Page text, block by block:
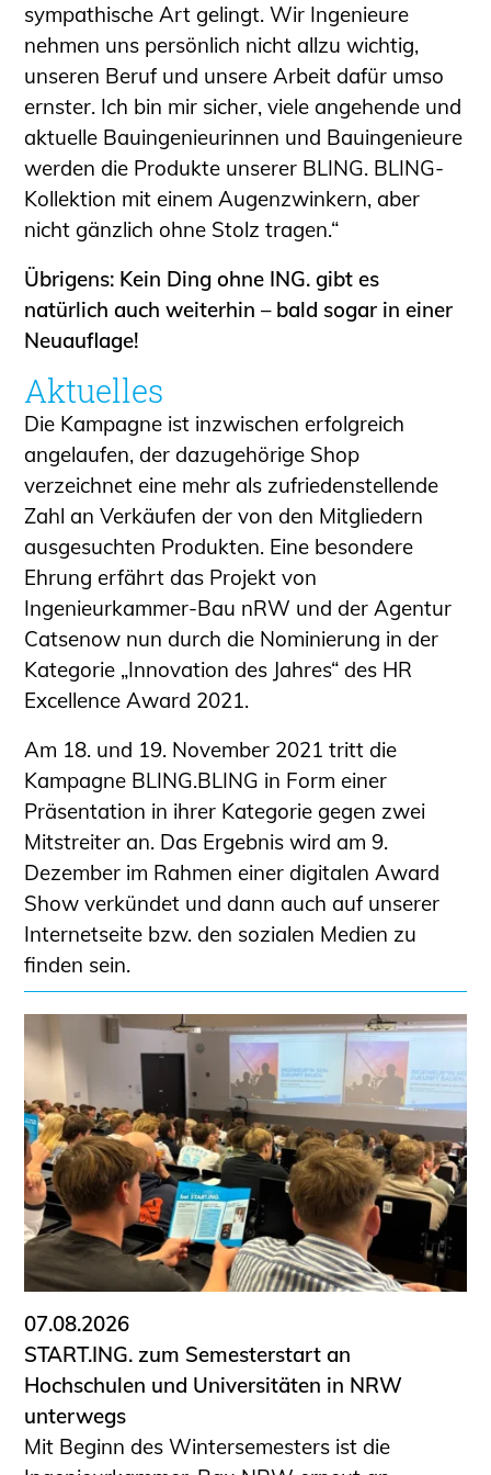
sympathische Art gelingt. Wir Ingenieure
nehmen uns persönlich nicht allzu wichtig,
unseren Beruf und unsere Arbeit dafür umso
ernster. Ich bin mir sicher, viele angehende und
aktuelle Bauingenieurinnen und Bauingenieure
werden die Produkte unserer BLING. BLING-
Kollektion mit einem Augenzwinkern, aber
nicht gänzlich ohne Stolz tragen.“
Übrigens: Kein Ding ohne ING. gibt es
natürlich auch weiterhin – bald sogar in einer
Neuauflage!
Aktuelles
Die Kampagne ist inzwischen erfolgreich
angelaufen, der dazugehörige Shop
verzeichnet eine mehr als zufriedenstellende
Zahl an Verkäufen der von den Mitgliedern
ausgesuchten Produkten. Eine besondere
Ehrung erfährt das Projekt von
Ingenieurkammer-Bau nRW und der Agentur
Catsenow nun durch die Nominierung in der
Kategorie „Innovation des Jahres“ des HR
Excellence Award 2021.
Am 18. und 19. November 2021 tritt die
Kampagne BLING.BLING in Form einer
Präsentation in ihrer Kategorie gegen zwei
Mitstreiter an. Das Ergebnis wird am 9.
Dezember im Rahmen einer digitalen Award
Show verkündet und dann auch auf unserer
Internetseite bzw. den sozialen Medien zu
finden sein.
07.08.2026
START.ING. zum Semesterstart an
Hochschulen und Universitäten in NRW
unterwegs
Mit Beginn des Wintersemesters ist die